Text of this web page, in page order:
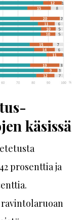
käsissä
prosenttia ja
ravintolaruoan